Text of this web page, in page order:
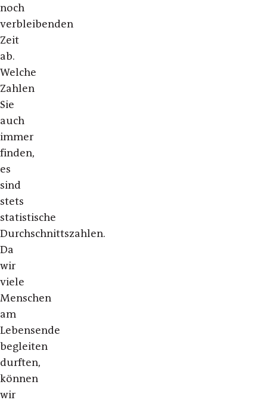
noch
verbleibenden
Zeit
ab.
Welche
Zahlen
Sie
auch
immer
finden,
es
sind
stets
statistische
Durchschnittszahlen.
Da
wir
viele
Menschen
am
Lebensende
begleiten
durften,
können
wir